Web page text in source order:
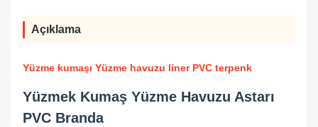
Açıklama
Yüzme kumaşı Yüzme havuzu liner PVC terpenk
Yüzmek Kumaş Yüzme Havuzu Astarı
PVC Branda